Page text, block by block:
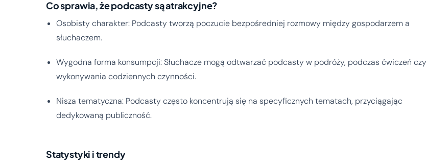
Co sprawia, że podcasty są atrakcyjne?
Osobisty charakter: Podcasty tworzą poczucie bezpośredniej rozmowy między gospodarzem a
słuchaczem.
Wygodna forma konsumpcji: Słuchacze mogą odtwarzać podcasty w podróży, podczas ćwiczeń czy
wykonywania codziennych czynności.
Nisza tematyczna: Podcasty często koncentrują się na specyficznych tematach, przyciągając
dedykowaną publiczność.
Statystyki i trendy